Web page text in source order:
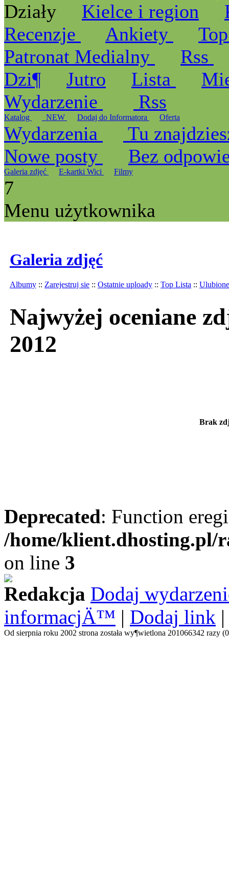
Działy
Kielce i region
Recenzje
Ankiety
Patronat Medialny
Rss
Dzi¶
Jutro Lista
Wydarzenie
Rss
Katalog _NEW Dodaj do Informatora Oferta
Wydarzenia
Tu
Nowe posty
Bez
Galeria zdjęć E-kartki Wici Filmy
7
Menu użytkownika
Galeria zdjęć
Albumy :: Zarejestruj sie :: Ostatnie uploady :: Top Lista :: Ulubione
Najwyżej oceniane
2012
Brak
Deprecated: Function
/home/
on line 3
Redakcja Dodaj
informacjÄ™ | Dodaj link
Od sierpnia roku 2002 strona została wy¶wietlona 201066342 razy